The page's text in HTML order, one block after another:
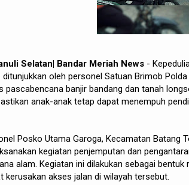
Selatan| Bandar Meriah News -
oleh personel Satuan Brimob
pascabencana banjir bandang dan tanah
anak-anak tetap dapat menempuh
Posko Utama Garoga, Kecamatan Batang
kegiatan penjemputan dan
alam. Kegiatan ini dilakukan sebagai
kerusakan akses jalan di wilayah tersebut.